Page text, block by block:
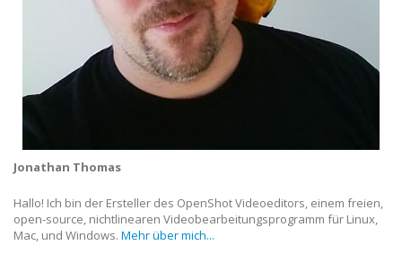
Jonathan Thomas
Hallo! Ich bin der Ersteller des OpenShot Videoeditors, einem freien,
open-source, nichtlinearen Videobearbeitungsprogramm für Linux,
Mac, und Windows. Mehr über mich...